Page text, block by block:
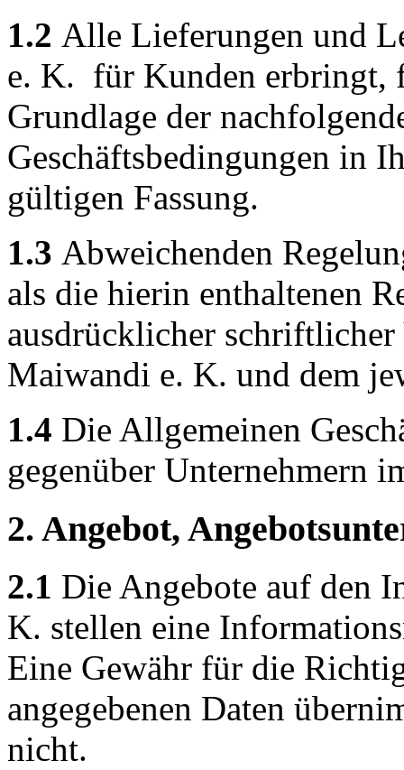
1.2 Alle Lieferungen und
e. K. für Kunden erbringt,
Grundlage der
Geschäftsbedingungen in
gültigen Fassung.
1.3 Abweichenden
als die hierin enthaltenen
ausdrücklicher schriftlicher
Maiwandi e. K. und dem
1.4 Die Allgemeinen
gegenüber Unternehmern
2. Angebot,
2.1 Die Angebote auf den
K. stellen eine
Eine Gewähr für die
angegebenen Daten
nicht.